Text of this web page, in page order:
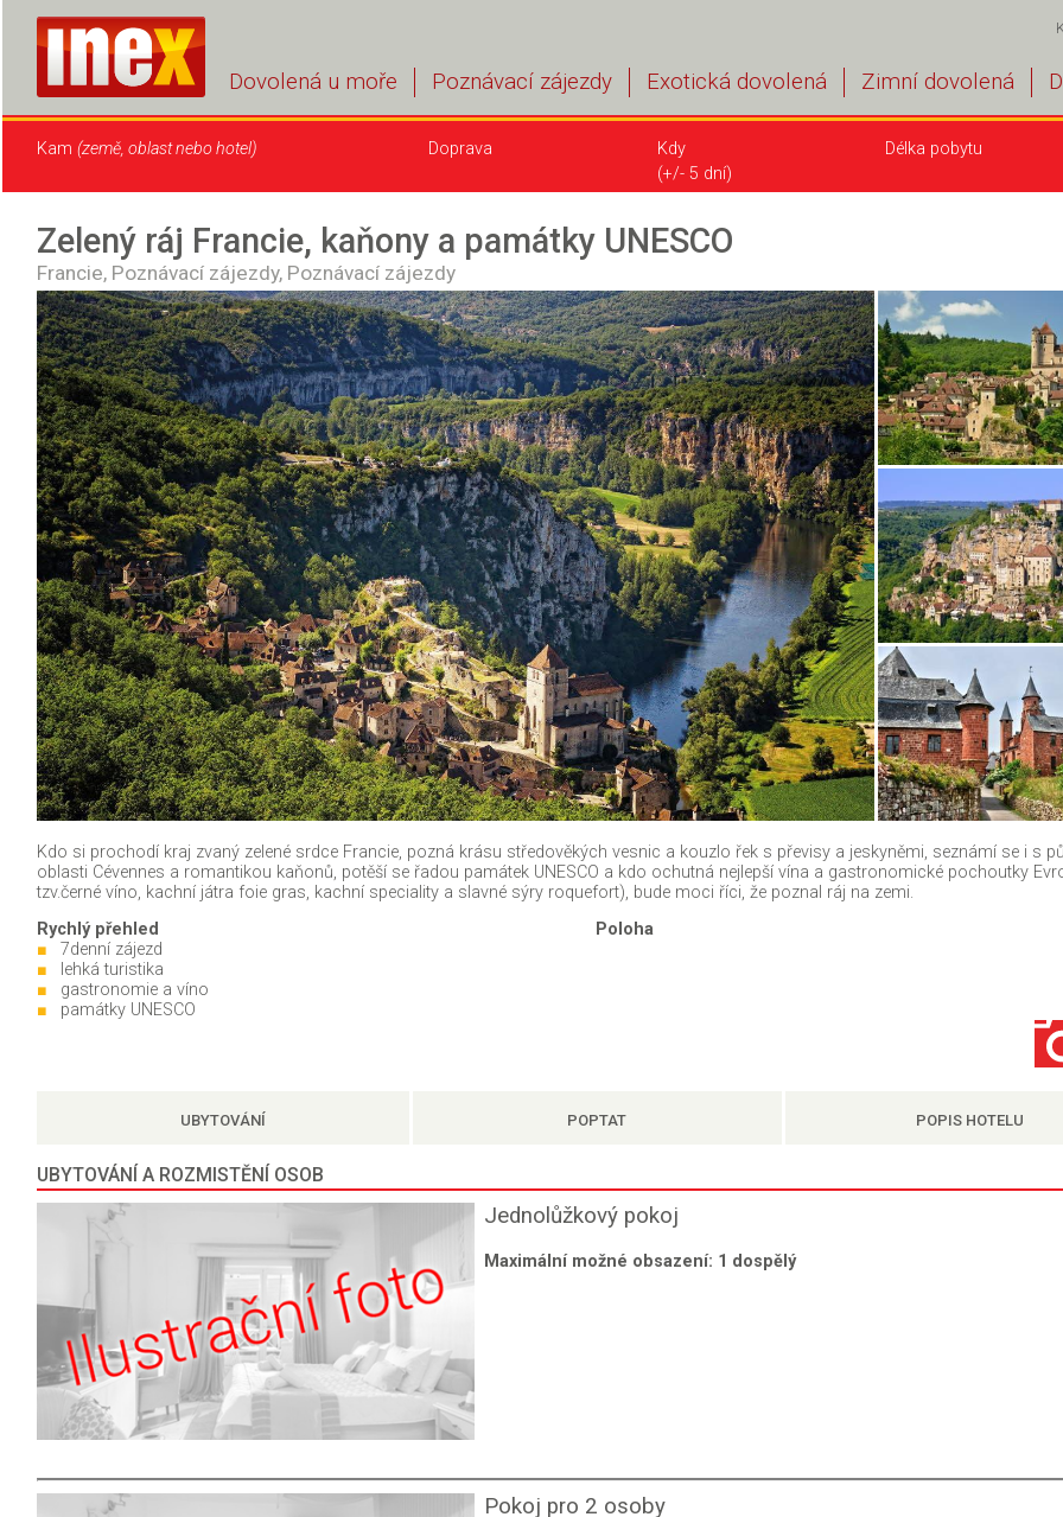
Dovolená u moře Poznávací zájezdy Exotická dovolená Zimní dovolená
Kam (země, oblast nebo hotel) Doprava
Kdy
(+/- 5 dní)
Délka pobytu
Zelený ráj Francie, kaňony a památky UNESCO
Francie, Poznávací zájezdy, Poznávací zájezdy
Kdo si prochodí kraj zvaný zelené srdce Francie, pozná krásu středověkých vesnic a kouzlo řek s převisy a jeskyněmi, seznámí se i s
oblasti Cévennes a romantikou kaňonů, potěší se řadou památek UNESCO a kdo ochutná nejlepší vína a gastronomické pochoutky
tzv.černé víno, kachní játra foie gras, kachní speciality a slavné sýry roquefort), bude moci říci, že poznal ráj na zemi.
Rychlý přehled
7denní zájezd
lehká turistika
gastronomie a víno
památky UNESCO
Poloha
UBYTOVÁNÍ POPTAT POPIS HOTELU
UBYTOVÁNÍ A ROZMISTĚNÍ OSOB
Jednolůžkový pokoj
Maximální možné obsazení: 1 dospělý
Pokoj pro 2 osoby